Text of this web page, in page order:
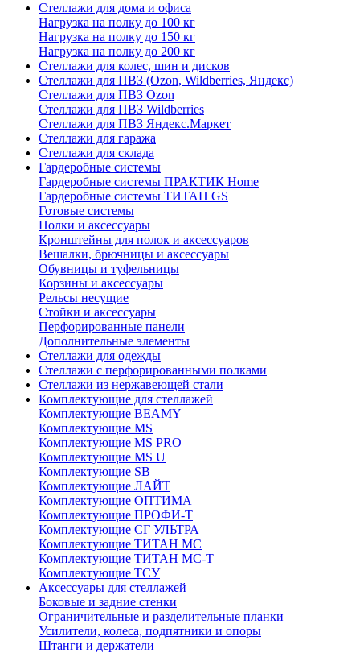
Стеллажи для дома и офиса
Нагрузка на полку до 100 кг
Нагрузка на полку до 150 кг
Нагрузка на полку до 200 кг
Стеллажи для колес, шин и дисков
Стеллажи для ПВЗ (Ozon, Wildberries, Яндекс)
Стеллажи для ПВЗ Ozon
Стеллажи для ПВЗ Wildberries
Стеллажи для ПВЗ Яндекс.Маркет
Стеллажи для гаража
Стеллажи для склада
Гардеробные системы
Гардеробные системы ПРАКТИК Home
Гардеробные системы ТИТАН GS
Готовые системы
Полки и аксессуары
Кронштейны для полок и аксессуаров
Вешалки, брючницы и аксессуары
Обувницы и туфельницы
Корзины и аксессуары
Рельсы несущие
Стойки и аксессуары
Перфорированные панели
Дополнительные элементы
Стеллажи для одежды
Стеллажи с перфорированными полками
Стеллажи из нержавеющей стали
Комплектующие для стеллажей
Комплектующие BEAMY
Комплектующие MS
Комплектующие MS PRO
Комплектующие MS U
Комплектующие SB
Комплектующие ЛАЙТ
Комплектующие ОПТИМА
Комплектующие ПРОФИ-Т
Комплектующие СГ УЛЬТРА
Комплектующие ТИТАН МС
Комплектующие ТИТАН МС-Т
Комплектующие ТСУ
Аксессуары для стеллажей
Боковые и задние стенки
Ограничительные и разделительные планки
Усилители, колеса, подпятники и опоры
Штанги и держатели